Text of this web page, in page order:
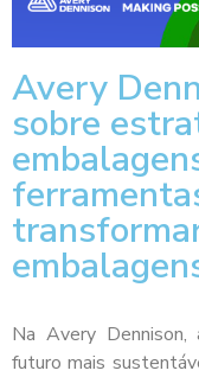
Avery
sobre
Na Avery Dennison,
futuro mais